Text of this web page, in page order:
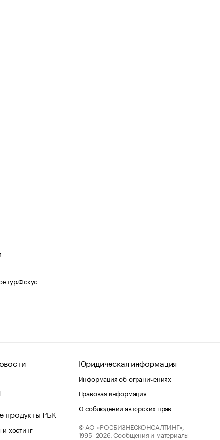
продукты РБК
хостинг
Юридическая информация
Информация об ограничениях
Правовая информация
О соблюдении авторских прав
© АО «РОСБИЗНЕСКОНСАЛТИНГ»,
1995–2026. Сообщения и материалы